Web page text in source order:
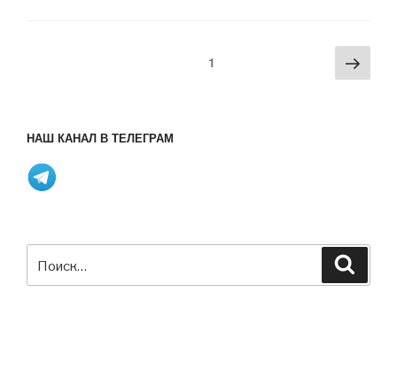
управления,
1
НАШ КАНАЛ В ТЕЛЕГРАМ